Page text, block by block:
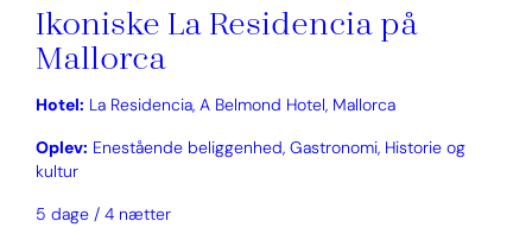
Ikoniske La Residencia på
Mallorca
Hotel: La Residencia, A Belmond Hotel, Mallorca
Oplev: Enestående beliggenhed, Gastronomi, Historie og
kultur
5 dage / 4 nætter